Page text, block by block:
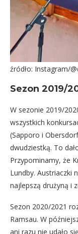
źródło: Instagram/
Sezon 2019/
W sezonie 2019/
wszystkich
(Sapporo i
dwudziestką. To
Przypominamy, że
Lundby. Austriaczki
najlepszą drużyną i
Sezon 2020/2021
Ramsau. W
ani razu nie udało